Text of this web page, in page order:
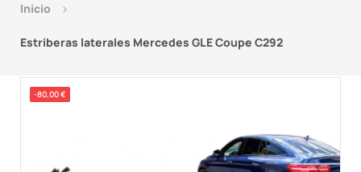
Inicio
Estriberas laterales Mercedes GLE Coupe C292
-80,00 €